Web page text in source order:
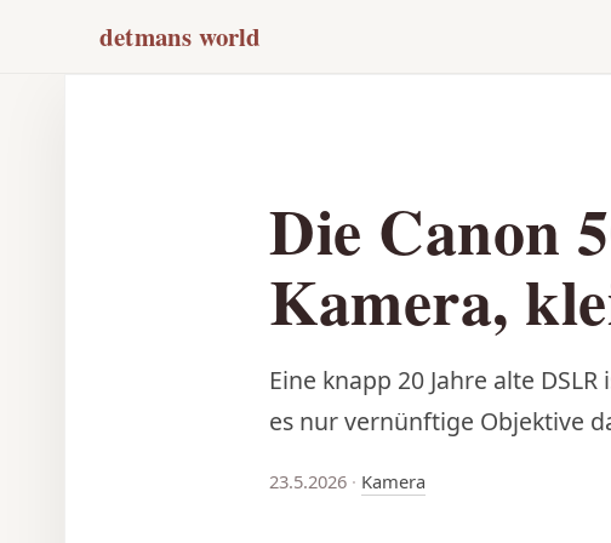
detmans world
Die Canon
Kamera,
Eine knapp 20 Jahre alte
es nur vernünftige Objektive
23.5.2026 · Kamera